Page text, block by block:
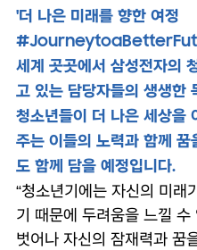
'더 나은 미래를 향한 여정
세계 곳곳에서 삼성전자의
고 있는 담당자들의 생생한
청소년들이 더 나은 세상을
주는 이들의 노력과 함께
도 함께 담을 예정입니다.
“청소년기에는 자신의 미래
기 때문에 두려움을 느낄
벗어나 자신의 잠재력과 꿈